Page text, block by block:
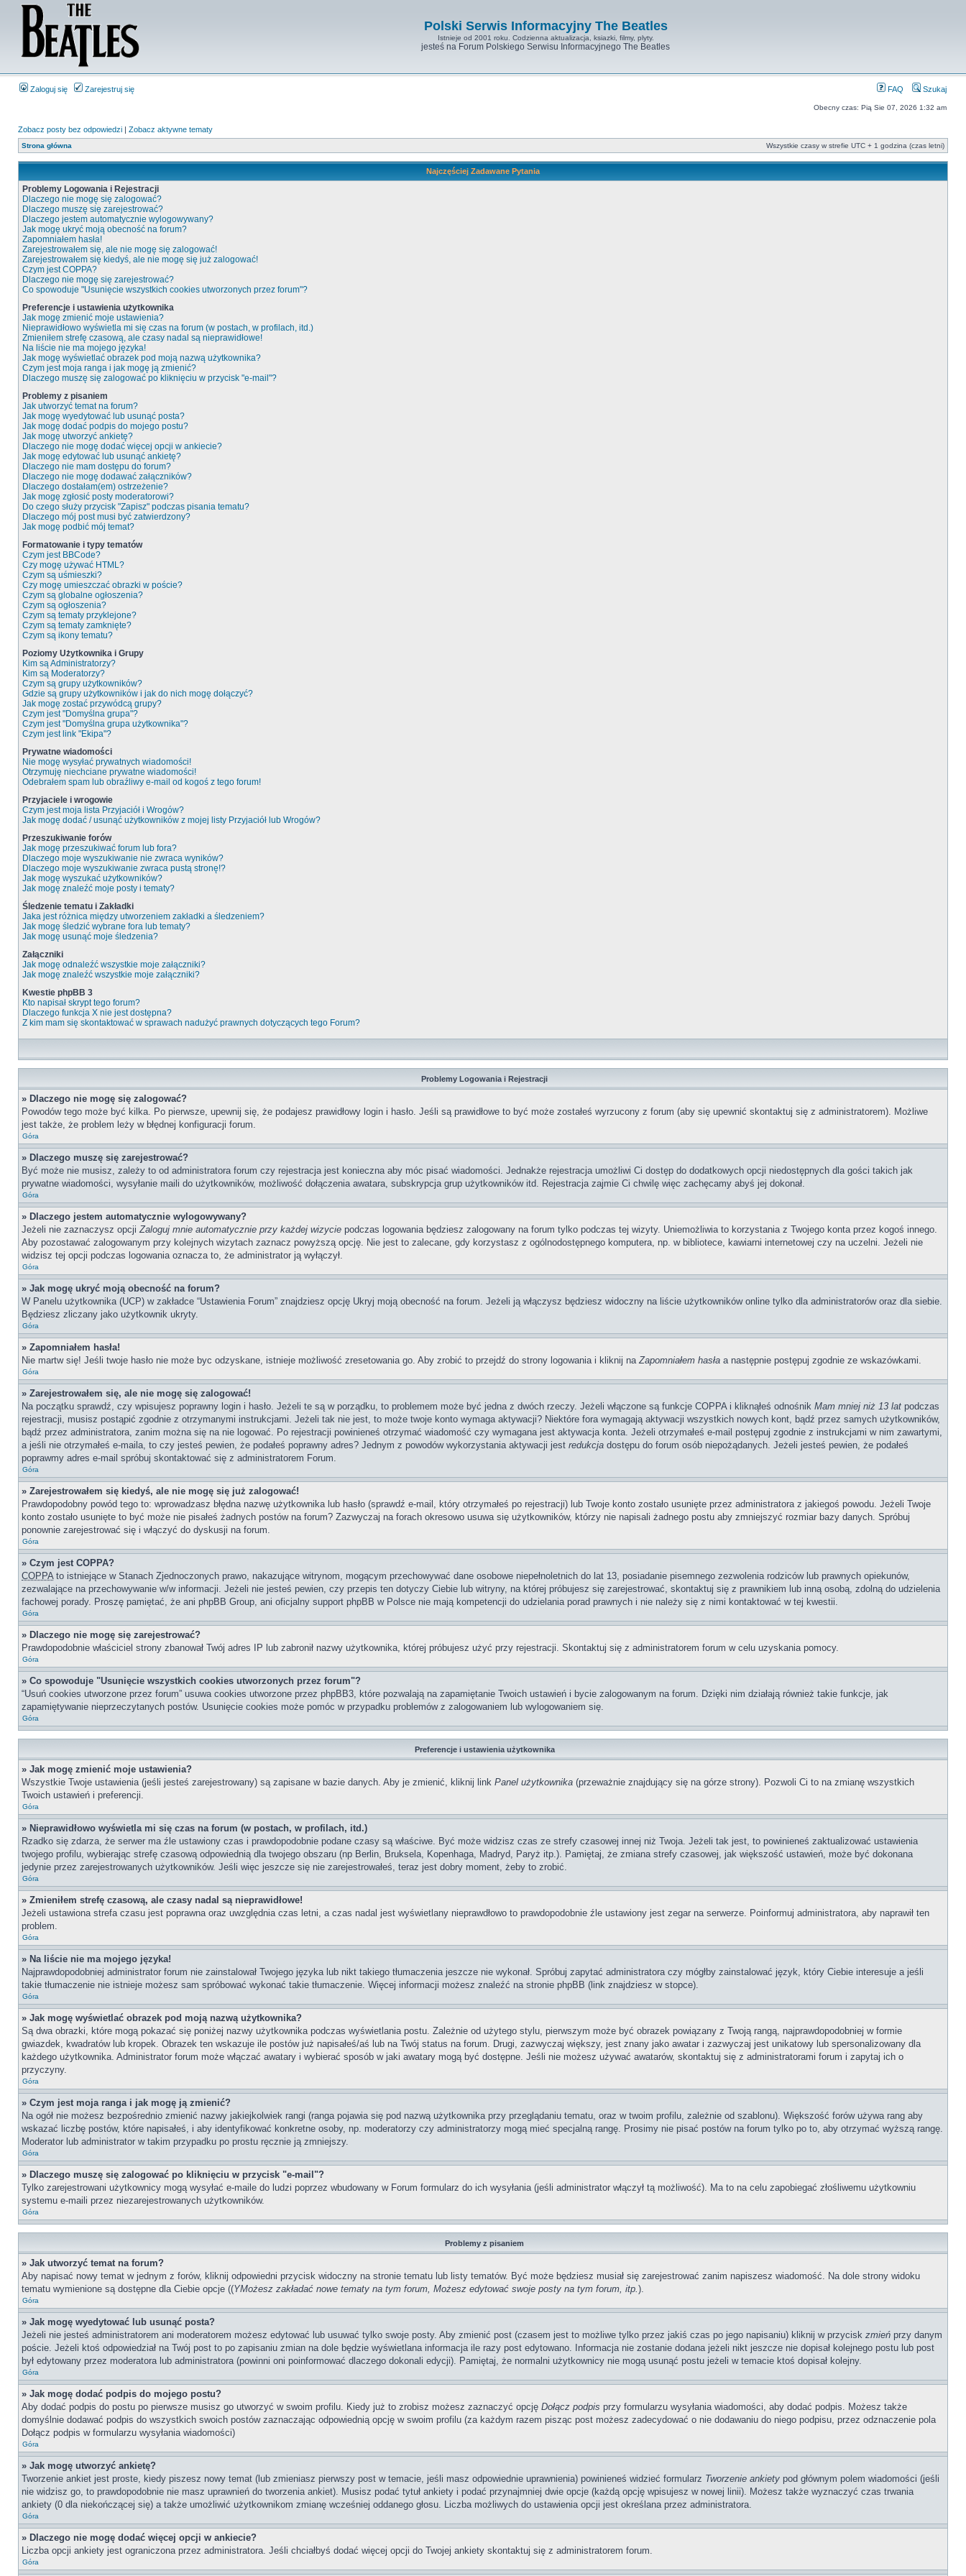
Polski Serwis Informacyjny The Beatles
Istnieje od 2001 roku. Codzienna aktualizacja, ksiazki, filmy, plyty.
jesteś na Forum Polskiego Serwisu Informacyjnego The Beatles
Zaloguj się Zarejestruj się FAQ Szukaj
Obecny czas: Pią Sie 07, 2026 1:32 am
Zobacz posty bez odpowiedzi | Zobacz aktywne tematy
Strona główna Wszystkie czasy w strefie UTC + 1 godzina (czas letni)
Najczęściej Zadawane Pytania
Problemy Logowania i Rejestracji
Dlaczego nie mogę się zalogować?
Dlaczego muszę się zarejestrować?
Dlaczego jestem automatycznie wylogowywany?
Jak mogę ukryć moją obecność na forum?
Zapomniałem hasła!
Zarejestrowałem się, ale nie mogę się zalogować!
Zarejestrowałem się kiedyś, ale nie mogę się już zalogować!
Czym jest COPPA?
Dlaczego nie mogę się zarejestrować?
Co spowoduje "Usunięcie wszystkich cookies utworzonych przez forum"?
Preferencje i ustawienia użytkownika
Jak mogę zmienić moje ustawienia?
Nieprawidłowo wyświetla mi się czas na forum (w postach, w profilach, itd.)
Zmieniłem strefę czasową, ale czasy nadal są nieprawidłowe!
Na liście nie ma mojego języka!
Jak mogę wyświetlać obrazek pod moją nazwą użytkownika?
Czym jest moja ranga i jak mogę ją zmienić?
Dlaczego muszę się zalogować po kliknięciu w przycisk "e-mail"?
Problemy z pisaniem
Jak utworzyć temat na forum?
Jak mogę wyedytować lub usunąć posta?
Jak mogę dodać podpis do mojego postu?
Jak mogę utworzyć ankietę?
Dlaczego nie mogę dodać więcej opcji w ankiecie?
Jak mogę edytować lub usunąć ankietę?
Dlaczego nie mam dostępu do forum?
Dlaczego nie mogę dodawać załączników?
Dlaczego dostałam(em) ostrzeżenie?
Jak mogę zgłosić posty moderatorowi?
Do czego służy przycisk "Zapisz" podczas pisania tematu?
Dlaczego mój post musi być zatwierdzony?
Jak mogę podbić mój temat?
Formatowanie i typy tematów
Czym jest BBCode?
Czy mogę używać HTML?
Czym są uśmieszki?
Czy mogę umieszczać obrazki w poście?
Czym są globalne ogłoszenia?
Czym są ogłoszenia?
Czym są tematy przyklejone?
Czym są tematy zamknięte?
Czym są ikony tematu?
Poziomy Użytkownika i Grupy
Kim są Administratorzy?
Kim są Moderatorzy?
Czym są grupy użytkowników?
Gdzie są grupy użytkowników i jak do nich mogę dołączyć?
Jak mogę zostać przywódcą grupy?
Czym jest "Domyślna grupa"?
Czym jest "Domyślna grupa użytkownika"?
Czym jest link "Ekipa"?
Prywatne wiadomości
Nie mogę wysyłać prywatnych wiadomości!
Otrzymuję niechciane prywatne wiadomości!
Odebrałem spam lub obraźliwy e-mail od kogoś z tego forum!
Przyjaciele i wrogowie
Czym jest moja lista Przyjaciół i Wrogów?
Jak mogę dodać / usunąć użytkowników z mojej listy Przyjaciół lub Wrogów?
Przeszukiwanie forów
Jak mogę przeszukiwać forum lub fora?
Dlaczego moje wyszukiwanie nie zwraca wyników?
Dlaczego moje wyszukiwanie zwraca pustą stronę!?
Jak mogę wyszukać użytkowników?
Jak mogę znaleźć moje posty i tematy?
Śledzenie tematu i Zakładki
Jaka jest różnica między utworzeniem zakładki a śledzeniem?
Jak mogę śledzić wybrane fora lub tematy?
Jak mogę usunąć moje śledzenia?
Załączniki
Jak mogę odnaleźć wszystkie moje załączniki?
Jak mogę znaleźć wszystkie moje załączniki?
Kwestie phpBB 3
Kto napisał skrypt tego forum?
Dlaczego funkcja X nie jest dostępna?
Z kim mam się skontaktować w sprawach nadużyć prawnych dotyczących tego Forum?
Problemy Logowania i Rejestracji
» Dlaczego nie mogę się zalogować?
Powodów tego może być kilka. Po pierwsze, upewnij się, że podajesz prawidłowy login i hasło. Jeśli są prawidłowe to być może zostałeś wyrzucony z forum (aby się upewnić skontaktuj się z administratorem). Możliwe
jest także, że problem leży w błędnej konfiguracji forum.
Góra
» Dlaczego muszę się zarejestrować?
Być może nie musisz, zależy to od administratora forum czy rejestracja jest konieczna aby móc pisać wiadomości. Jednakże rejestracja umożliwi Ci dostęp do dodatkowych opcji niedostępnych dla gości takich jak
prywatne wiadomości, wysyłanie maili do użytkowników, możliwość dołączenia awatara, subskrypcja grup użytkowników itd. Rejestracja zajmie Ci chwilę więc zachęcamy abyś jej dokonał.
Góra
» Dlaczego jestem automatycznie wylogowywany?
Jeżeli nie zaznaczysz opcjiZaloguj mnie automatycznie przy każdej wizycie podczas logowania będziesz zalogowany na forum tylko podczas tej wizyty. Uniemożliwia to korzystania z Twojego konta przez kogoś innego.
Aby pozostawać zalogowanym przy kolejnych wizytach zaznacz powyższą opcję. Nie jest to zalecane, gdy korzystasz z ogólnodostępnego komputera, np. w bibliotece, kawiarni internetowej czy na uczelni. Jeżeli nie
widzisz tej opcji podczas logowania oznacza to, że administrator ją wyłączył.
Góra
» Jak mogę ukryć moją obecność na forum?
W Panelu użytkownika (UCP) w zakładce “Ustawienia Forum” znajdziesz opcję Ukryj moją obecność na forum. Jeżeli ją włączysz będziesz widoczny na liście użytkowników online tylko dla administratorów oraz dla siebie.
Będziesz zliczany jako użytkownik ukryty.
Góra
» Zapomniałem hasła!
Nie martw się! Jeśli twoje hasło nie może byc odzyskane, istnieje możliwość zresetowania go. Aby zrobić to przejdź do strony logowania i kliknij naZapomniałem hasła a następnie postępuj zgodnie ze wskazówkami.
Góra
» Zarejestrowałem się, ale nie mogę się zalogować!
Na początku sprawdź, czy wpisujesz poprawny login i hasło. Jeżeli te są w porządku, to problemem może być jedna z dwóch rzeczy. Jeżeli włączone są funkcje COPPA i kliknąłeś odnośnik Mam mniej niż 13 lat podczas
rejestracji, musisz postąpić zgodnie z otrzymanymi instrukcjami. Jeżeli tak nie jest, to może twoje konto wymaga aktywacji? Niektóre fora wymagają aktywacji wszystkich nowych kont, bądź przez samych użytkowników,
bądź przez administratora, zanim można się na nie logować. Po rejestracji powinieneś otrzymać wiadomość czy wymagana jest aktywacja konta. Jeżeli otrzymałeś e-mail postępuj zgodnie z instrukcjami w nim zawartymi,
a jeśli nie otrzymałeś e-maila, to czy jesteś pewien, że podałeś poprawny adres? Jednym z powodów wykorzystania aktywacji jest redukcja dostępu do forum osób niepożądanych. Jeżeli jesteś pewien, że podałeś
poprawmy adres e-mail spróbuj skontaktować się z administratorem Forum.
Góra
» Zarejestrowałem się kiedyś, ale nie mogę się już zalogować!
Prawdopodobny powód tego to: wprowadzasz błędna nazwę użytkownika lub hasło (sprawdź e-mail, który otrzymałeś po rejestracji) lub Twoje konto zostało usunięte przez administratora z jakiegoś powodu. Jeżeli Twoje
konto zostało usunięte to być może nie pisałeś żadnych postów na forum? Zazwyczaj na forach okresowo usuwa się użytkowników, którzy nie napisali żadnego postu aby zmniejszyć rozmiar bazy danych. Spróbuj
ponownie zarejestrować się i włączyć do dyskusji na forum.
Góra
» Czym jest COPPA?
COPPAto istniejące w Stanach Zjednoczonych prawo, nakazujące witrynom, mogącym przechowywać dane osobowe niepełnoletnich do lat 13, posiadanie pisemnego zezwolenia rodziców lub prawnych opiekunów,
zezwalające na przechowywanie w/w informacji. Jeżeli nie jesteś pewien, czy przepis ten dotyczy Ciebie lub witryny, na której próbujesz się zarejestrować, skontaktuj się z prawnikiem lub inną osobą, zdolną do udzielenia
fachowej porady. Proszę pamiętać, że ani phpBB Group, ani oficjalny support phpBB w Polsce nie mają kompetencji do udzielania porad prawnych i nie należy się z nimi kontaktować w tej kwestii.
Góra
» Dlaczego nie mogę się zarejestrować?
Prawdopodobnie właściciel strony zbanował Twój adres IP lub zabronił nazwy użytkownika, której próbujesz użyć przy rejestracji. Skontaktuj się z administratorem forum w celu uzyskania pomocy.
Góra
» Co spowoduje "Usunięcie wszystkich cookies utworzonych przez forum"?
“Usuń cookies utworzone przez forum” usuwa cookies utworzone przez phpBB3, które pozwalają na zapamiętanie Twoich ustawień i bycie zalogowanym na forum. Dzięki nim działają również takie funkcje, jak
zapamiętywanie nieprzeczytanych postów. Usunięcie cookies może pomóc w przypadku problemów z zalogowaniem lub wylogowaniem się.
Góra
Preferencje i ustawienia użytkownika
» Jak mogę zmienić moje ustawienia?
Wszystkie Twoje ustawienia (jeśli jesteś zarejestrowany) są zapisane w bazie danych. Aby je zmienić, kliknij link Panel użytkownika (przeważnie znajdujący się na górze strony). Pozwoli Ci to na zmianę wszystkich
Twoich ustawień i preferencji.
Góra
» Nieprawidłowo wyświetla mi się czas na forum (w postach, w profilach, itd.)
Rzadko się zdarza, że serwer ma źle ustawiony czas i prawdopodobnie podane czasy są właściwe. Być może widzisz czas ze strefy czasowej innej niż Twoja. Jeżeli tak jest, to powinieneś zaktualizować ustawienia
twojego profilu, wybierając strefę czasową odpowiednią dla twojego obszaru (np Berlin, Bruksela, Kopenhaga, Madryd, Paryż itp.). Pamiętaj, że zmiana strefy czasowej, jak większość ustawień, może być dokonana
jedynie przez zarejestrowanych użytkowników. Jeśli więc jeszcze się nie zarejestrowałeś, teraz jest dobry moment, żeby to zrobić.
Góra
» Zmieniłem strefę czasową, ale czasy nadal są nieprawidłowe!
Jeżeli ustawiona strefa czasu jest poprawna oraz uwzględnia czas letni, a czas nadal jest wyświetlany nieprawdłowo to prawdopodobnie źle ustawiony jest zegar na serwerze. Poinformuj administratora, aby naprawił ten
problem.
Góra
» Na liście nie ma mojego języka!
Najprawdopodobniej administrator forum nie zainstalował Twojego języka lub nikt takiego tłumaczenia jeszcze nie wykonał. Spróbuj zapytać administratora czy mógłby zainstalować język, który Ciebie interesuje a jeśli
takie tłumaczenie nie istnieje możesz sam spróbować wykonać takie tłumaczenie. Więcej informacji możesz znaleźć na stronie phpBB (link znajdziesz w stopce).
Góra
» Jak mogę wyświetlać obrazek pod moją nazwą użytkownika?
Są dwa obrazki, które mogą pokazać się poniżej nazwy użytkownika podczas wyświetlania postu. Zależnie od użytego stylu, pierwszym może być obrazek powiązany z Twoją rangą, najprawdopodobniej w formie
gwiazdek, kwadratów lub kropek. Obrazek ten wskazuje ile postów już napisałeś/aś lub na Twój status na forum. Drugi, zazwyczaj większy, jest znany jako awatar i zazwyczaj jest unikatowy lub spersonalizowany dla
każdego użytkownika. Administrator forum może włączać awatary i wybierać sposób w jaki awatary mogą być dostępne. Jeśli nie możesz używać awatarów, skontaktuj się z administratorami forum i zapytaj ich o
przyczyny.
Góra
» Czym jest moja ranga i jak mogę ją zmienić?
Na ogół nie możesz bezpośrednio zmienić nazwy jakiejkolwiek rangi (ranga pojawia się pod nazwą użytkownika przy przeglądaniu tematu, oraz w twoim profilu, zależnie od szablonu). Większość forów używa rang aby
wskazać liczbę postów, które napisałeś, i aby identyfikować konkretne osoby, np. moderatorzy czy administratorzy mogą mieć specjalną rangę. Prosimy nie pisać postów na forum tylko po to, aby otrzymać wyższą rangę.
Moderator lub administrator w takim przypadku po prostu ręcznie ją zmniejszy.
Góra
» Dlaczego muszę się zalogować po kliknięciu w przycisk "e-mail"?
Tylko zarejestrowani użytkownicy mogą wysyłać e-maile do ludzi poprzez wbudowany w Forum formularz do ich wysyłania (jeśli administrator włączył tą możliwość). Ma to na celu zapobiegać złośliwemu użytkowniu
systemu e-maili przez niezarejestrowanych użytkowników.
Góra
Problemy z pisaniem
» Jak utworzyć temat na forum?
Aby napisać nowy temat w jednym z forów, kliknij odpowiedni przycisk widoczny na stronie tematu lub listy tematów. Być może będziesz musiał się zarejestrować zanim napiszesz wiadomość. Na dole strony widoku
tematu wymienione są dostępne dla Ciebie opcje ((YMożesz zakładać nowe tematy na tym forum, Możesz edytować swoje posty na tym forum, itp.).
Góra
» Jak mogę wyedytować lub usunąć posta?
Jeżeli nie jesteś administratorem ani moderatorem możesz edytować lub usuwać tylko swoje posty. Aby zmienić post (czasem jest to możliwe tylko przez jakiś czas po jego napisaniu) kliknij w przycisk zmień przy danym
poście. Jeżeli ktoś odpowiedział na Twój post to po zapisaniu zmian na dole będzie wyświetlana informacja ile razy post edytowano. Informacja nie zostanie dodana jeżeli nikt jeszcze nie dopisał kolejnego postu lub post
był edytowany przez moderatora lub administratora (powinni oni poinformować dlaczego dokonali edycji). Pamiętaj, że normalni użytkownicy nie mogą usunąć postu jeżeli w temacie ktoś dopisał kolejny.
Góra
» Jak mogę dodać podpis do mojego postu?
Aby dodać podpis do postu po pierwsze musisz go utworzyć w swoim profilu. Kiedy już to zrobisz możesz zaznaczyć opcję Dołącz podpis przy formularzu wysyłania wiadomości, aby dodać podpis. Możesz także
domyślnie dodawać podpis do wszystkich swoich postów zaznaczając odpowiednią opcję w swoim profilu (za każdym razem pisząc post możesz zadecydować o nie dodawaniu do niego podpisu, przez odznaczenie pola
Dołącz podpis w formularzu wysyłania wiadomości)
Góra
» Jak mogę utworzyć ankietę?
Tworzenie ankiet jest proste, kiedy piszesz nowy temat (lub zmieniasz pierwszy post w temacie, jeśli masz odpowiednie uprawnienia) powinieneś widzieć formularz Tworzenie ankiety pod głównym polem wiadomości (jeśli
nie widzisz go, to prawdopodobnie nie masz uprawnień do tworzenia ankiet). Musisz podać tytuł ankiety i podać przynajmniej dwie opcje (każdą opcję wpisujesz w nowej linii). Możesz także wyznaczyć czas trwania
ankiety (0 dla niekończącej się) a także umożliwić użytkownikom zmianę wcześniej oddanego głosu. Liczba możliwych do ustawienia opcji jest określana przez administratora.
Góra
» Dlaczego nie mogę dodać więcej opcji w ankiecie?
Liczba opcji ankiety jest ograniczona przez administratora. Jeśli chciałbyś dodać więcej opcji do Twojej ankiety skontaktuj się z administratorem forum.
Góra